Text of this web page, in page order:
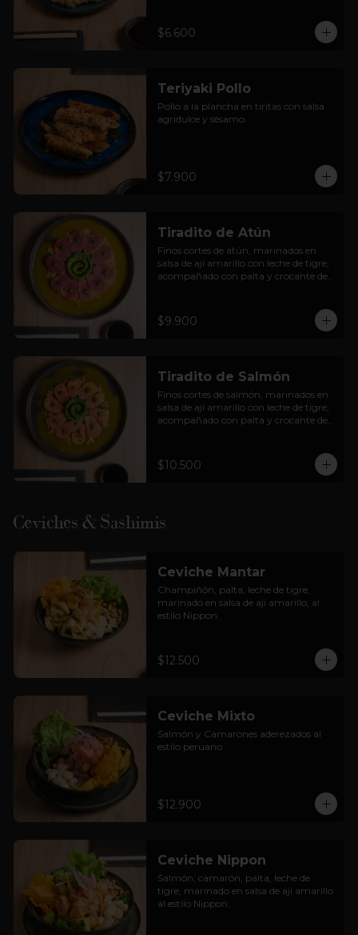
$6.600
Teriyaki Pollo
Pollo a la plancha en tiritas con salsa
agridulce y sésamo.
$7.900
Tiradito de Atún
Finos cortes de atún, marinados en
salsa de ají amarillo con leche de tigre,
acompañado con palta y crocante de
$9.900
Tiradito de Salmón
Finos cortes de salmón, marinados en
salsa de ají amarillo con leche de tigre,
acompañado con palta y crocante de
$10.500
Ceviches & Sashimis
Ceviche Mantar
Champiñón, palta, leche de tigre,
marinado en salsa de ají amarillo, al
estilo Nippon.
$12.500
Ceviche Mixto
Salmón y Camarones aderezados al
estilo peruano
$12.900
Ceviche Nippon
Salmón, camarón, palta, leche de
tigre, marinado en salsa de ají amarillo
al estilo Nippon.